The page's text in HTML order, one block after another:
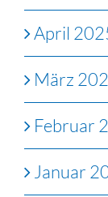
April
März
Februar
Januar